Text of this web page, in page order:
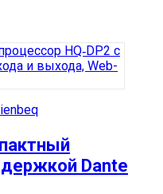
Dante